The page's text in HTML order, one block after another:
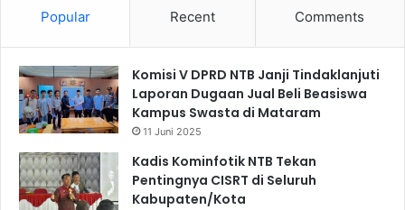
Popular Recent Comments
Komisi V DPRD NTB Janji Tindaklanjuti
Laporan Dugaan Jual Beli Beasiswa
Kampus Swasta di Mataram
11 Juni 2025
Kadis Kominfotik NTB Tekan
Pentingnya CISRT di Seluruh
Kabupaten/Kota